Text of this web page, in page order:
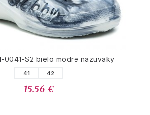
0041-S2 bielo modré nazúvaky
41 42
15.56 €